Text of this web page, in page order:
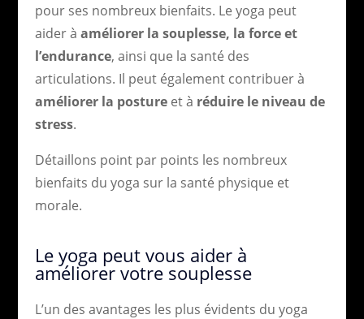
pour ses nombreux bienfaits. Le yoga peut
aider à améliorer la souplesse, la force et
l’endurance, ainsi que la santé des
articulations. Il peut également contribuer à
améliorer la postureet à réduire le niveau de
stress.
Détaillons point par points les nombreux
bienfaits du yoga sur la santé physique et
morale.
Le yoga peut vous aider à
améliorer votre souplesse
L’un des avantages les plus évidents du yoga